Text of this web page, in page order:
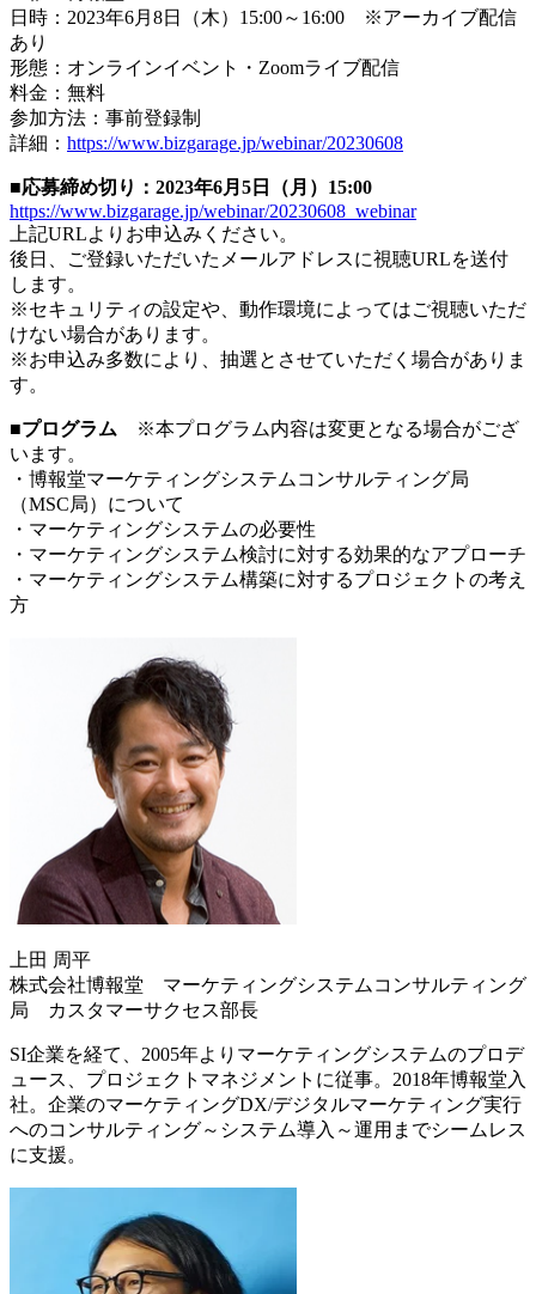
日時：2023年6月8日（木）15:00～16:00 ※アーカイブ配信
あり
形態：オンラインイベント・Zoomライブ配信
料金：無料
参加方法：事前登録制
詳細： https://www.bizgarage.jp/webinar/20230608
■応募締め切り：2023年6月5日（月）15:00
https://www.bizgarage.jp/webinar/20230608_webinar
上記URLよりお申込みください。
後日、ご登録いただいたメールアドレスに視聴URLを送付
します。
※セキュリティの設定や、動作環境によってはご視聴いただ
けない場合があります。
※お申込み多数により、抽選とさせていただく場合がありま
す。
■プログラム ※本プログラム内容は変更となる場合がござ
います。
・博報堂マーケティングシステムコンサルティング局
（MSC局）について
・マーケティングシステムの必要性
・マーケティングシステム検討に対する効果的なアプローチ
・マーケティングシステム構築に対するプロジェクトの考え
方
上田 周平
株式会社博報堂 マーケティングシステムコンサルティング
局 カスタマーサクセス部長
SI企業を経て、2005年よりマーケティングシステムのプロデ
ュース、プロジェクトマネジメントに従事。2018年博報堂入
社。企業のマーケティングDX/デジタルマーケティング実行
へのコンサルティング～システム導入～運用までシームレス
に支援。